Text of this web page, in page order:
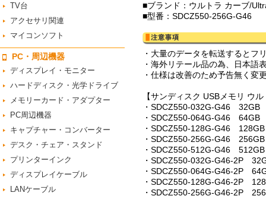
TV台
アクセサリ関連
マイコンソフト
PC・周辺機器
ディスプレイ・モニター
ハードディスク・光学ドライブ
メモリーカード・アダプター
PC周辺機器
キャプチャー・コンバーター
デスク・チェア・スタンド
プリンターインク
ディスプレイケーブル
LANケーブル
■ブランド：ウルトラ カーブ/
■型番：SDCZ550-256G-G46
・大量のデータを転送するとフ
・海外リテール品の為、日本語
・仕様は改善のため予告無く変
【サンディスク USBメモリ ウ
・SDCZ550-032G-G46
・SDCZ550-064G-G46
・SDCZ550-128G-G46
・SDCZ550-256G-G46
・SDCZ550-512G-G46
・SDCZ550-032G-G46-2P
・SDCZ550-064G-G46-2P
・SDCZ550-128G-G46-2P
・SDCZ550-256G-G46-2P